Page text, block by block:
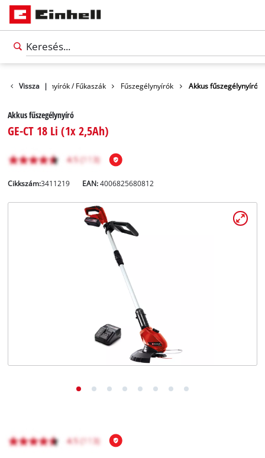
Vissza |
Fűszegélynyírók / Fűkaszák Fűszegélynyírók Akkus fűszegélynyíró
Akkus fűszegélynyíró
GE-CT 18 Li (1x 2,5Ah)
Cikkszám:3411219 EAN:4006825680812